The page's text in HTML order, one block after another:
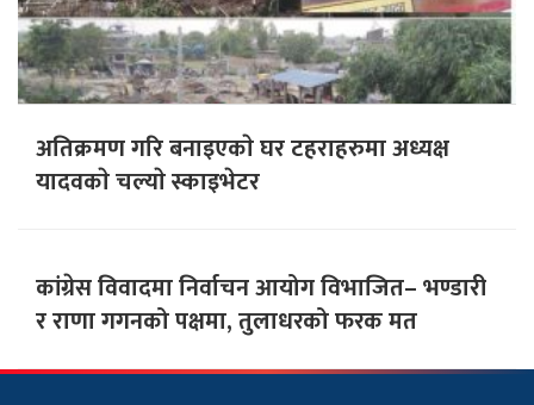
अतिक्रमण गरि बनाइएकाे घर टहराहरुमा अध्यक्ष
यादवकाे चल्याे स्काइभेटर
कांग्रेस विवादमा निर्वाचन आयोग विभाजित– भण्डारी
र राणा गगनको पक्षमा, तुलाधरको फरक मत